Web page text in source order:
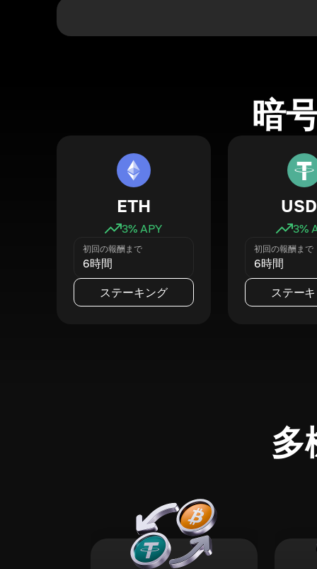
暗
ETH
3% APY
初回の報酬まで
6時間
ステーキング
3%
初回の報酬まで
6時間
ステー
多